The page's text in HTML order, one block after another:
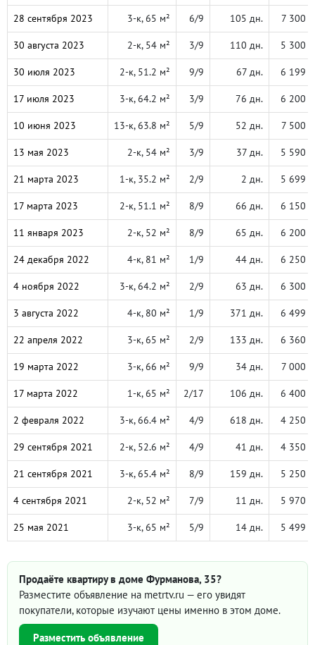
28 сентября 2023 3-к, 65 м² 6/9 105 дн. 7 300
30 августа 2023 2-к, 54 м² 3/9 110 дн. 5 300
30 июля 2023 2-к, 51.2 м² 9/9 67 дн. 6 199
17 июля 2023 3-к, 64.2 м² 3/9 76 дн. 6 200
10 июня 2023 13-к, 63.8 м² 5/9 52 дн. 7 500
13 мая 2023 2-к, 54 м² 3/9 37 дн. 5 590
21 марта 2023 1-к, 35.2 м² 2/9 2 дн. 5 699
17 марта 2023 2-к, 51.1 м² 8/9 66 дн. 6 150
11 января 2023 2-к, 52 м² 8/9 65 дн. 6 200
24 декабря 2022 4-к, 81 м² 1/9 44 дн. 6 250
4 ноября 2022 3-к, 64.2 м² 2/9 63 дн. 6 300
3 августа 2022 4-к, 80 м² 1/9 371 дн. 6 499
22 апреля 2022 3-к, 65 м² 2/9 133 дн. 6 360
19 марта 2022 3-к, 66 м² 9/9 34 дн. 7 000
17 марта 2022 1-к, 65 м² 2/17 106 дн. 6 400
2 февраля 2022 3-к, 66.4 м² 4/9 618 дн. 4 250
29 сентября 2021 2-к, 52.6 м² 4/9 41 дн. 4 350
21 сентября 2021 3-к, 65.4 м² 8/9 159 дн. 5 250
4 сентября 2021 2-к, 52 м² 7/9 11 дн. 5 970
25 мая 2021 3-к, 65 м² 5/9 14 дн. 5 499
Продаёте квартиру в доме Фурманова, 35?
Разместите объявление на metrtv.ru — его увидят
покупатели, которые изучают цены именно в этом доме.
Разместить объявление